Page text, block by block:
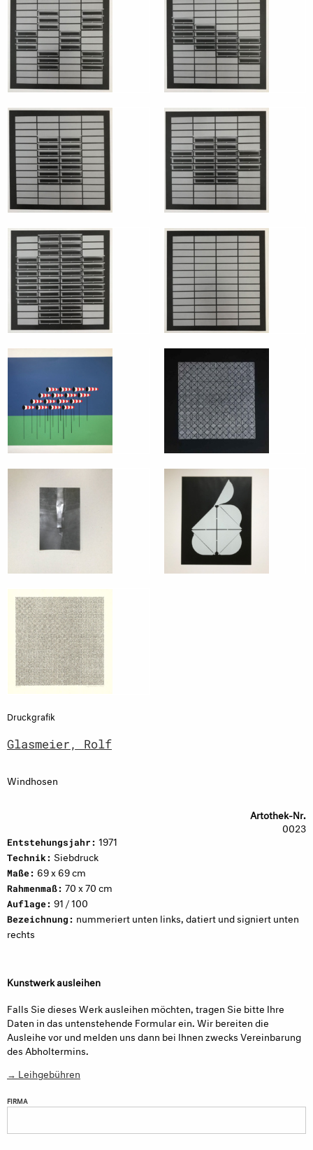
Druckgrafik
Glasmeier, Rolf
Windhosen
Artothek-Nr.
0023
Entstehungsjahr: 1971
Technik: Siebdruck
Maße: 69 x 69 cm
Rahmenmaß: 70 x 70 cm
Auflage: 91 / 100
Bezeichnung: nummeriert unten links, datiert und signiert unten
rechts
Kunstwerk ausleihen
Falls Sie dieses Werk ausleihen möchten, tragen Sie bitte Ihre
Daten in das untenstehende Formular ein. Wir bereiten die
Ausleihe vor und melden uns dann bei Ihnen zwecks Vereinbarung
des Abholtermins.
→ Leihgebühren
FIRMA